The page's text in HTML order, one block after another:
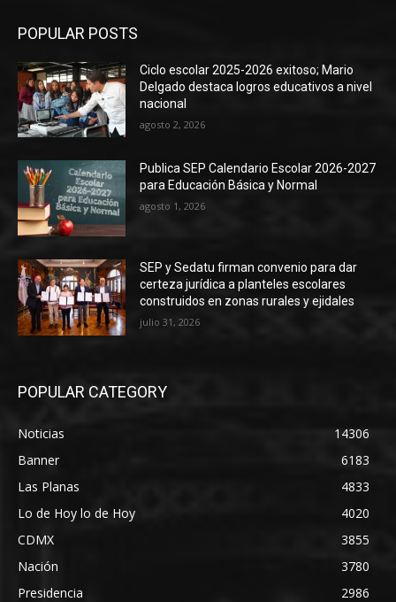
POPULAR POSTS
Ciclo escolar 2025-2026 exitoso; Mario
Delgado destaca logros educativos a nivel
nacional
agosto 2, 2026
Publica SEP Calendario Escolar 2026-2027
para Educación Básica y Normal
agosto 1, 2026
SEP y Sedatu firman convenio para dar
certeza jurídica a planteles escolares
construidos en zonas rurales y ejidales
julio 31, 2026
POPULAR CATEGORY
Noticias
14306
Banner
6183
Las Planas
4833
Lo de Hoy lo de Hoy
4020
CDMX
3855
Nación
3780
Presidencia
2986